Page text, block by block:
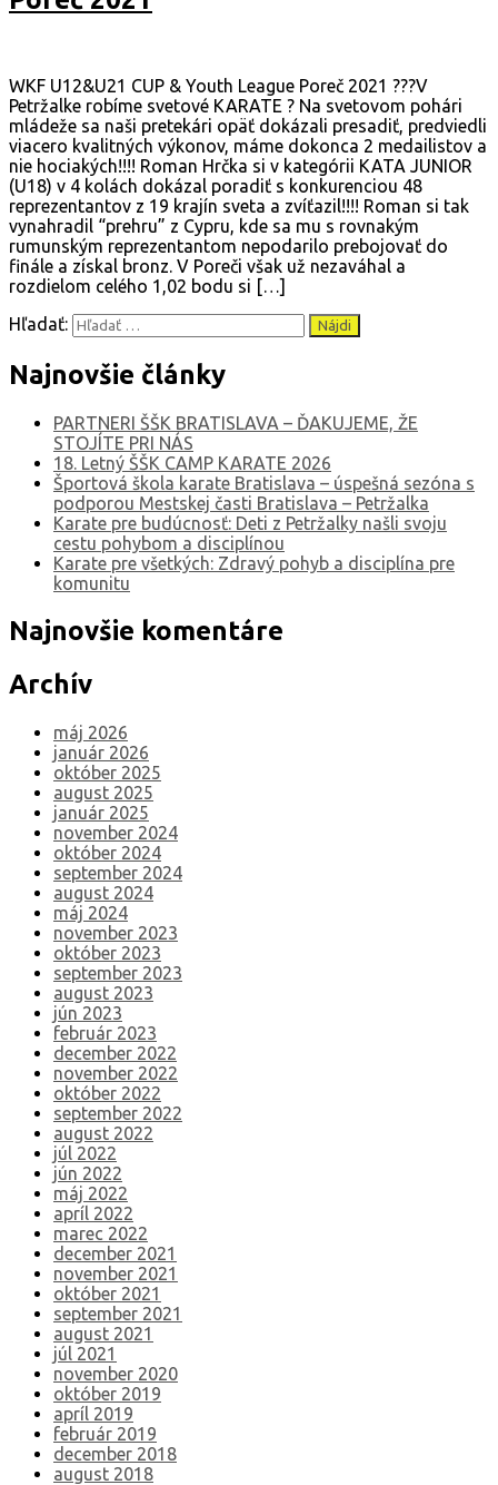
WKF U12&U21 CUP & Youth League Poreč 2021 ???V
Petržalke robíme svetové KARATE ? Na svetovom pohári
mládeže sa naši pretekári opäť dokázali presadiť, predviedli
viacero kvalitných výkonov, máme dokonca 2 medailistov a
nie hociakých!!!! Roman Hrčka si v kategórii KATA JUNIOR
(U18) v 4 kolách dokázal poradiť s konkurenciou 48
reprezentantov z 19 krajín sveta a zvíťazil!!!! Roman si tak
vynahradil “prehru” z Cypru, kde sa mu s rovnakým
rumunským reprezentantom nepodarilo prebojovať do
finále a získal bronz. V Poreči však už nezaváhal a
rozdielom celého 1,02 bodu si […]
Hľadať:
Najnovšie články
PARTNERI ŠŠK BRATISLAVA – ĎAKUJEME, ŽE
STOJÍTE PRI NÁS
18. Letný ŠŠK CAMP KARATE 2026
Športová škola karate Bratislava – úspešná sezóna s
podporou Mestskej časti Bratislava – Petržalka
Karate pre budúcnosť: Deti z Petržalky našli svoju
cestu pohybom a disciplínou
Karate pre všetkých: Zdravý pohyb a disciplína pre
komunitu
Najnovšie komentáre
Archív
máj 2026
január 2026
október 2025
august 2025
január 2025
november 2024
október 2024
september 2024
august 2024
máj 2024
november 2023
október 2023
september 2023
august 2023
jún 2023
február 2023
december 2022
november 2022
október 2022
september 2022
august 2022
júl 2022
jún 2022
máj 2022
apríl 2022
marec 2022
december 2021
november 2021
október 2021
september 2021
august 2021
júl 2021
november 2020
október 2019
apríl 2019
február 2019
december 2018
august 2018